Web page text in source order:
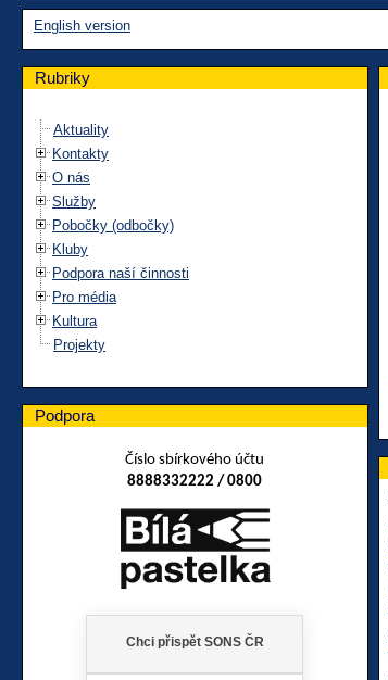
English version
Rubriky
Aktuality
Kontakty
O nás
Služby
Pobočky (odbočky)
Kluby
Podpora naší činnosti
Pro média
Kultura
Projekty
Podpora
Číslo sbírkového účtu
8888332222 / 0800